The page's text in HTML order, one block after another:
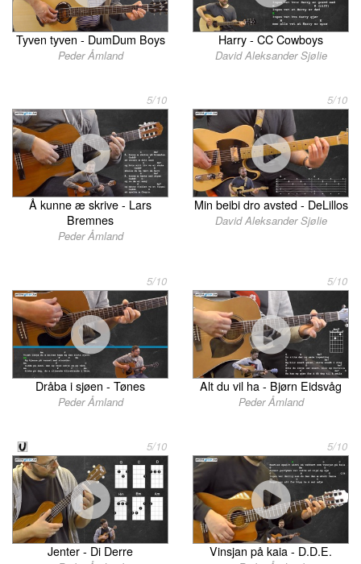
Tyven tyven - DumDum Boys
Peder Åmland
Harry - CC Cowboys
David Aleksander Sjølie
5/10
Å kunne æ skrive - Lars
Bremnes
Peder Åmland
5/10
Min beibi dro avsted - DeLillos
David Aleksander Sjølie
5/10
Dråba i sjøen - Tønes
Peder Åmland
5/10
Alt du vil ha - Bjørn Eidsvåg
Peder Åmland
5/10
Jenter - Di Derre
5/10
Vinsjan på kaia - D.D.E.